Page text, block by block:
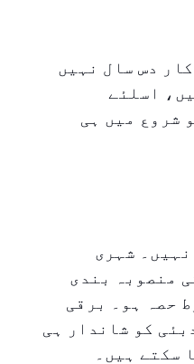
دس سال نہیں
اسلئے
شروع میں ہی
شہری
منصوبہ بندی
حصہ ہو۔ برقی
کو شاندار ہی
سکتے ہیں۔